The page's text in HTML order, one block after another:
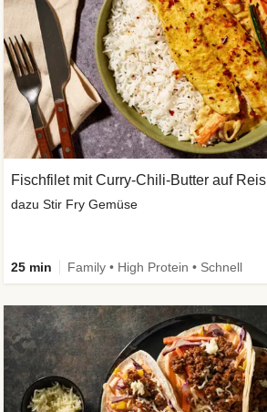
Fischfilet mit Curry-Chili-Butter auf Reis
dazu Stir Fry Gemüse
25 min Family • High Protein • Schnell